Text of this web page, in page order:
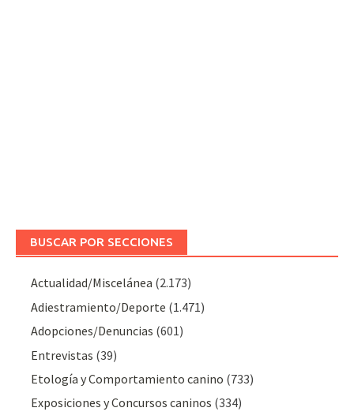
BUSCAR POR SECCIONES
Actualidad/Miscelánea (2.173)
Adiestramiento/Deporte (1.471)
Adopciones/Denuncias (601)
Entrevistas (39)
Etología y Comportamiento canino (733)
Exposiciones y Concursos caninos (334)